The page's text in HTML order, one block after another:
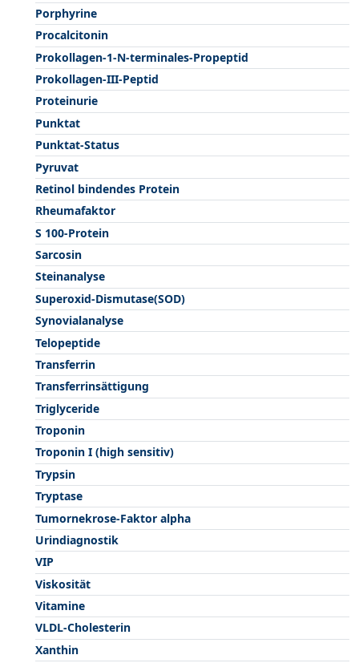
Porphyrine
Procalcitonin
Prokollagen-1-N-terminales-Propeptid
Prokollagen-III-Peptid
Proteinurie
Punktat
Punktat-Status
Pyruvat
Retinol bindendes Protein
Rheumafaktor
S 100-Protein
Sarcosin
Steinanalyse
Superoxid-Dismutase(SOD)
Synovialanalyse
Telopeptide
Transferrin
Transferrinsättigung
Triglyceride
Troponin
Troponin I (high sensitiv)
Trypsin
Tryptase
Tumornekrose-Faktor alpha
Urindiagnostik
VIP
Viskosität
Vitamine
VLDL-Cholesterin
Xanthin